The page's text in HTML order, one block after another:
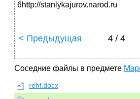
6http://stanlykajurov.narod.ru
< Предыдущая 4 / 4
Соседние файлы в предмете
rehf.docx